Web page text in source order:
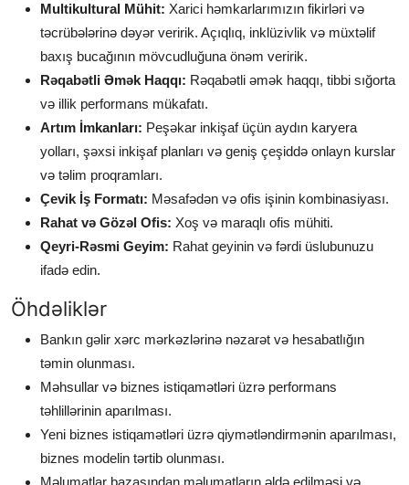
Multikultural Mühit: Xarici həmkarlarımızın fikirləri və
təcrübələrinə dəyər veririk. Açıqlıq, inklüzivlik və müxtəlif
baxış bucağının mövcudluğuna önəm veririk.
Rəqabətli Əmək Haqqı: Rəqabətli əmək haqqı, tibbi sığorta
və illik performans mükafatı.
Artım İmkanları: Peşəkar inkişaf üçün aydın karyera
yolları, şəxsi inkişaf planları və geniş çeşiddə onlayn kurslar
və təlim proqramları.
Çevik İş Formatı: Məsafədən və ofis işinin kombinasiyası.
Rahat və Gözəl Ofis: Xoş və maraqlı ofis mühiti.
Qeyri-Rəsmi Geyim: Rahat geyinin və fərdi üslubunuzu
ifadə edin.
Öhdəliklər
Bankın gəlir xərc mərkəzlərinə nəzarət və hesabatlığın
təmin olunması.
Məhsullar və biznes istiqamətləri üzrə performans
təhlillərinin aparılması.
Yeni biznes istiqamətləri üzrə qiymətləndirmənin aparılması,
biznes modelin tərtib olunması.